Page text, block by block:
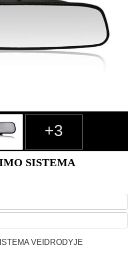
+3
SISTEMA
VEIDRODYJE